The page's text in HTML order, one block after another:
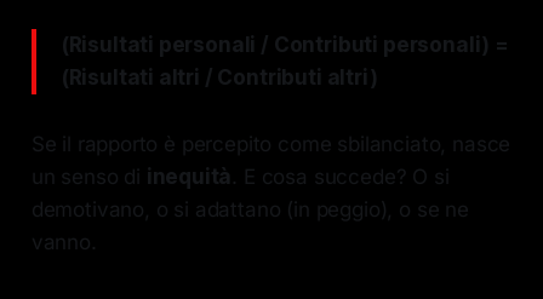
(Risultati personali / Contributi personali) =
(Risultati altri / Contributi altri)
Se il rapporto è percepito come sbilanciato, nasce
un senso di inequità . E cosa succede? O si
demotivano, o si adattano (in peggio), o se ne
vanno.